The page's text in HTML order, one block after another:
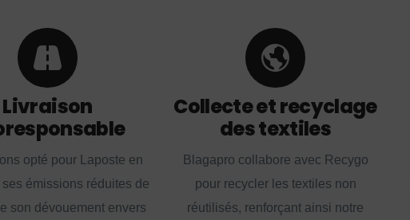
Livraison
opté pour Laposte en
émissions réduites de
son dévouement envers
Collecte et recyclage
des textiles
Blagapro collabore avec Recygo
pour recycler les textiles non
réutilisés, renforçant ainsi notre